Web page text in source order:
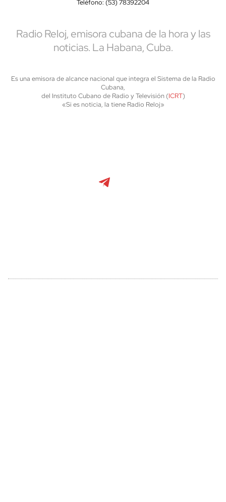
Teléfono: (53) 78392204
Radio Reloj, emisora cubana de la hora y las
noticias. La Habana, Cuba.
Es una emisora de alcance nacional que integra el Sistema de la Radio
Cubana,
del Instituto Cubano de Radio y Televisión (ICRT)
«Si es noticia, la tiene Radio Reloj»